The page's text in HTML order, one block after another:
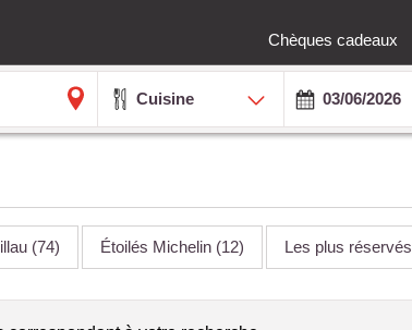
Chèques cadeaux
Cuisine
(74) Étoilés Michelin (12) Les plus réservés